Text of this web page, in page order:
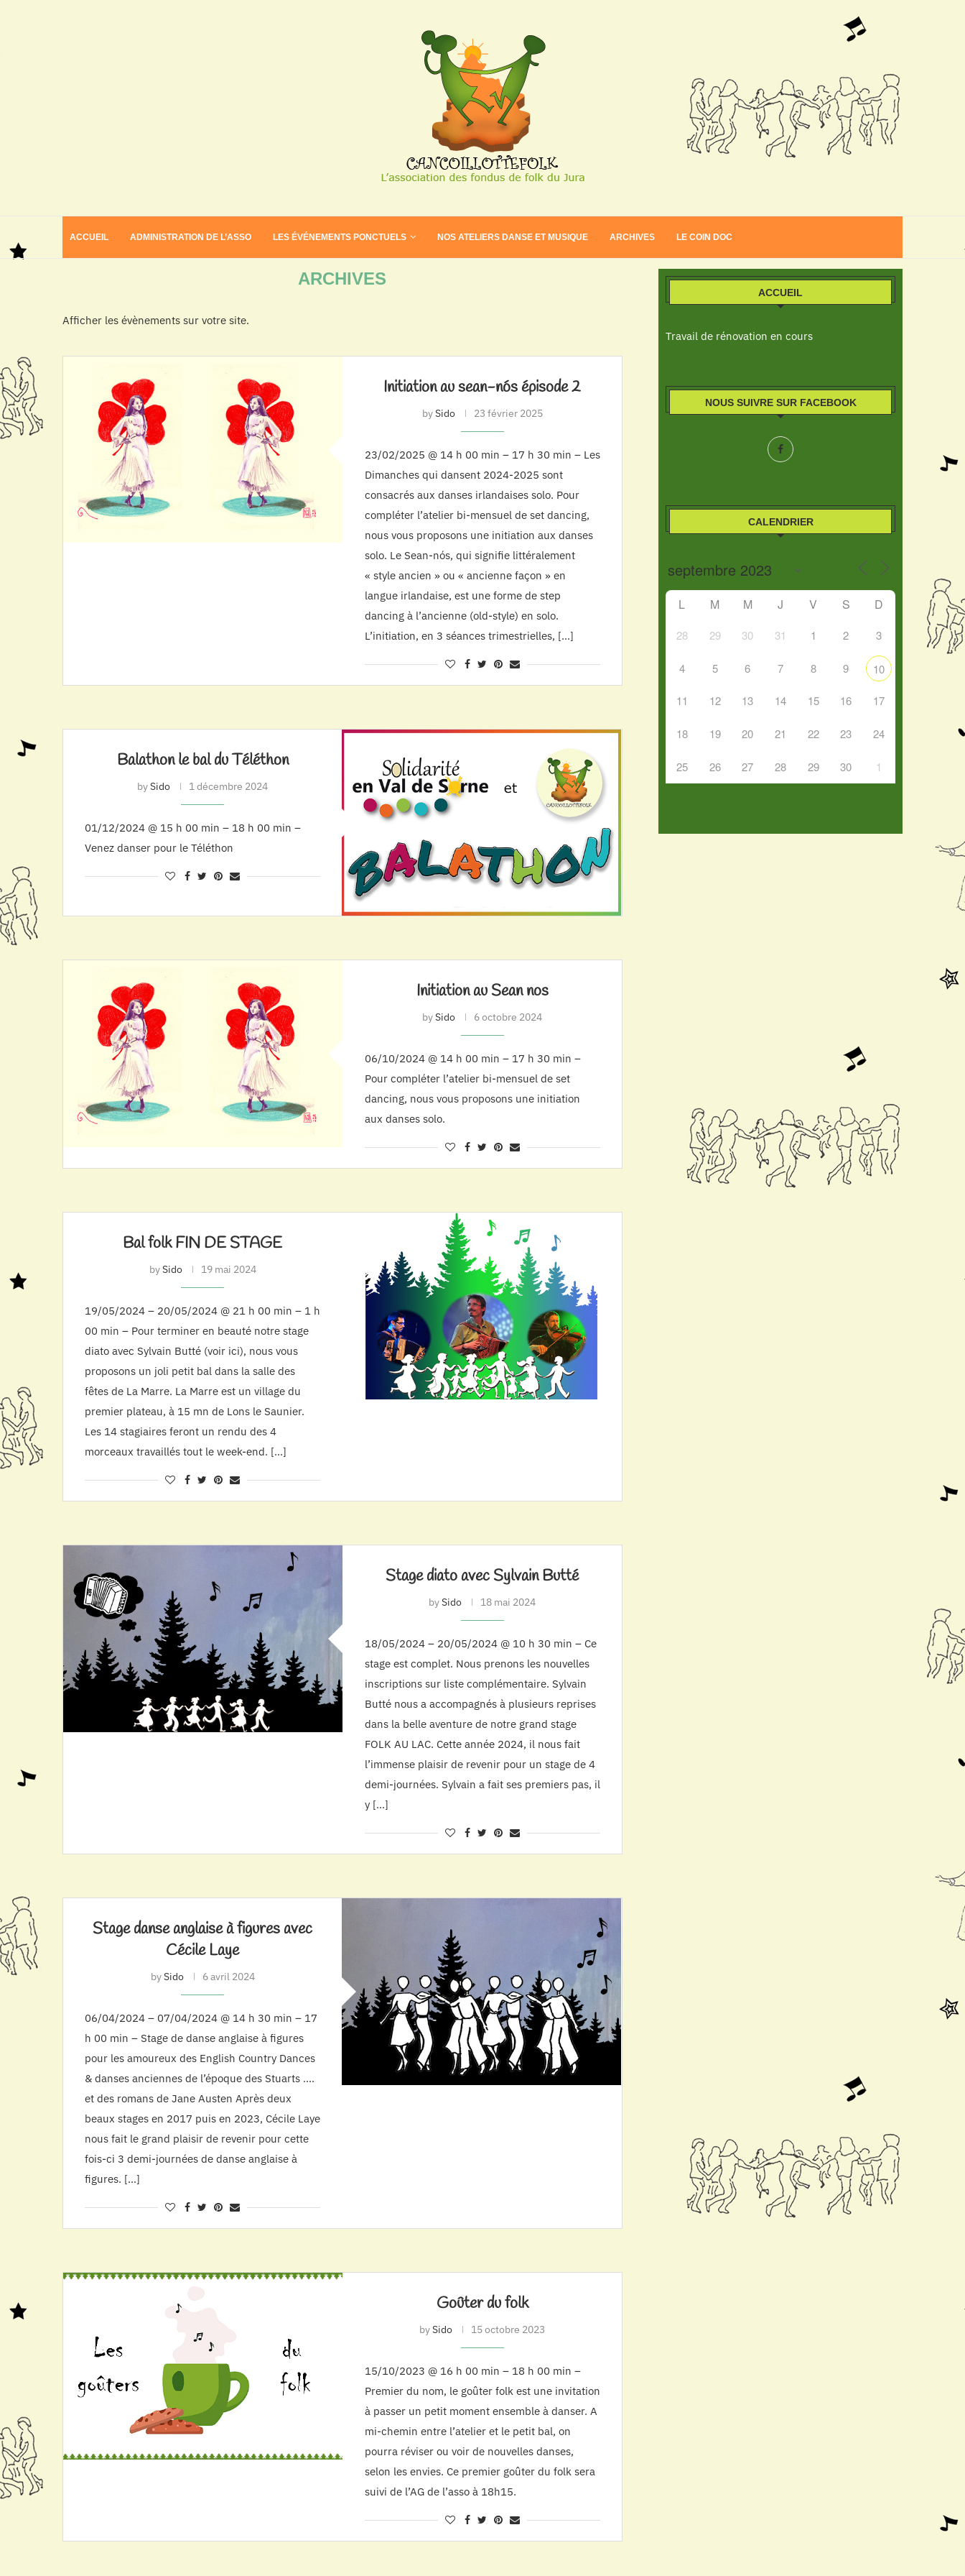
ACCUEIL ADMINISTRATION DE L’ASSO LES ÉVÉNEMENTS PONCTUELS NOS ATELIERS DANSE ET MUSIQUE ARCHIVES LE COIN DOC
ARCHIVES
Afficher les évènements sur votre site.
Initiation au sean-nós épisode 2
bySido 23 février 2025
23/02/2025 @ 14 h 00 min – 17 h 30 min – Les
Dimanches qui dansent 2024-2025 sont
consacrés aux danses irlandaises solo. Pour
compléter l’atelier bi-mensuel de set dancing,
nous vous proposons une initiation aux danses
solo. Le Sean-nós, qui signifie littéralement
« style ancien » ou « ancienne façon » en
langue irlandaise, est une forme de step
dancing à l’ancienne (old-style) en solo.
L’initiation, en 3 séances trimestrielles, […]
Balathon le bal du Téléthon
bySido 1 décembre 2024
01/12/2024 @ 15 h 00 min – 18 h 00 min –
Venez danser pour le Téléthon
Initiation au Sean nos
bySido 6 octobre 2024
06/10/2024 @ 14 h 00 min – 17 h 30 min –
Pour compléter l’atelier bi-mensuel de set
dancing, nous vous proposons une initiation
aux danses solo.
Bal folk FIN DE STAGE
bySido 19 mai 2024
19/05/2024 – 20/05/2024 @ 21 h 00 min – 1 h
00 min – Pour terminer en beauté notre stage
diato avec Sylvain Butté (voir ici), nous vous
proposons un joli petit bal dans la salle des
fêtes de La Marre. La Marre est un village du
premier plateau, à 15 mn de Lons le Saunier.
Les 14 stagiaires feront un rendu des 4
morceaux travaillés tout le week-end. […]
Stage diato avec Sylvain Butté
bySido 18 mai 2024
18/05/2024 – 20/05/2024 @ 10 h 30 min – Ce
stage est complet. Nous prenons les nouvelles
inscriptions sur liste complémentaire. Sylvain
Butté nous a accompagnés à plusieurs reprises
dans la belle aventure de notre grand stage
FOLK AU LAC. Cette année 2024, il nous fait
l’immense plaisir de revenir pour un stage de 4
demi-journées. Sylvain a fait ses premiers pas, il
y […]
Stage danse anglaise à figures avec
Cécile Laye
bySido 6 avril 2024
06/04/2024 – 07/04/2024 @ 14 h 30 min – 17
h 00 min – Stage de danse anglaise à figures
pour les amoureux des English Country Dances
& danses anciennes de l’époque des Stuarts ….
et des romans de Jane Austen Après deux
beaux stages en 2017 puis en 2023, Cécile Laye
nous fait le grand plaisir de revenir pour cette
fois-ci 3 demi-journées de danse anglaise à
figures. […]
Goûter du folk
bySido 15 octobre 2023
15/10/2023 @ 16 h 00 min – 18 h 00 min –
Premier du nom, le goûter folk est une invitation
à passer un petit moment ensemble à danser. A
mi-chemin entre l’atelier et le petit bal, on
pourra réviser ou voir de nouvelles danses,
selon les envies. Ce premier goûter du folk sera
suivi de l’AG de l’asso à 18h15.
ACCUEIL
Travail de rénovation en cours
NOUS SUIVRE SUR FACEBOOK
CALENDRIER
L M M J V S D
28 29 30 31 1 2 3
4 5 6 7 8 9 10
11 12 13 14 15 16 17
18 19 20 21 22 23 24
25 26 27 28 29 30 1